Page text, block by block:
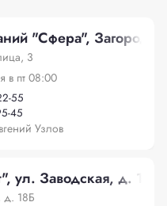
"Сфера",
3
в пт 08:00
55
45
Узлов
Заводская, д. 18Б
д. 18Б